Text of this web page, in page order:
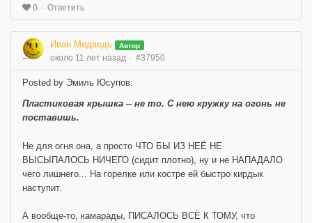
0 Ответить
Иван Медведь Автор
около 11 лет назад #37950
Posted by Эмиль Юсупов:
Пластиковая крышка -- не то. С нею кружку на огонь не
поставишь.
Не для огня она, а просто ЧТО БЫ ИЗ НЕЁ НЕ
ВЫСЫПАЛОСЬ НИЧЕГО (сидит плотно), ну и не НАПАДАЛО
чего лишнего... На горелке или костре ей быстро кирдык
наступит.
А вообще-то, камарады, ПИСАЛОСЬ ВСЁ К ТОМУ, что